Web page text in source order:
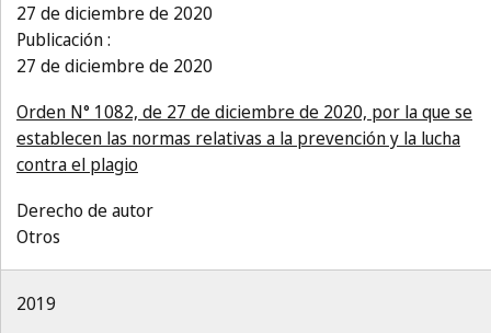
27 de diciembre de 2020
Publicación :
27 de diciembre de 2020
Orden N° 1082, de 27 de diciembre de 2020, por la que se
establecen las normas relativas a la prevención y la lucha
contra el plagio
Derecho de autor
Otros
2019